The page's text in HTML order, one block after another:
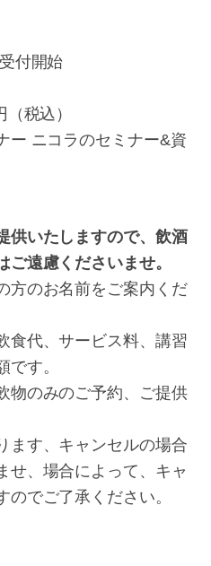
付開始
税込）
ー ニコラのセミナー&資
供いたしますので、飲酒
遠慮くださいませ。
方のお名前をご案内くだ
食代、サービス料、講習
す。
物のみのご予約、ご提供
ます、キャンセルの場合
せ、場合によって、キャ
でご了承ください。